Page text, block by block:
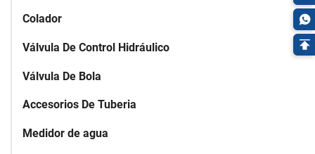
Colador
Válvula De Control Hidráulico
Válvula De Bola
Accesorios De Tuberia
Medidor de agua